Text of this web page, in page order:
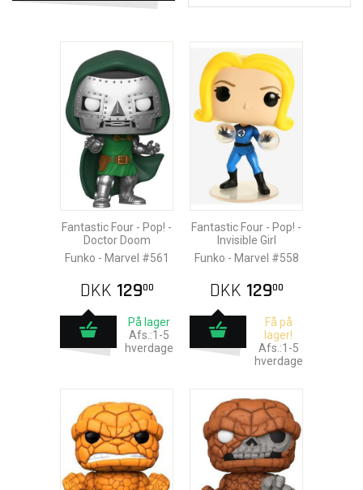
Fantastic Four - Pop! -
Doctor Doom
Funko - Marvel #561
DKK 12900
På lager
Afs.:1-5
hverdage
Fantastic Four - Pop! -
Invisible Girl
Funko - Marvel #558
DKK 12900
Få på
lager!
Afs.:1-5
hverdage